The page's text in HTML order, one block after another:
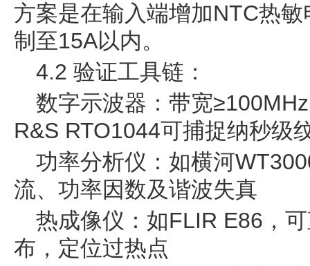
方案是在输入端增加NTC热
制至15A以内。
4.2 验证工具链：
数字示波器：带宽
R&S RTO1044可捕捉纳秒级
功率分析仪：如横河
流、功率因数及谐波失真
热成像仪：如FLIR E86，
布，定位过热点